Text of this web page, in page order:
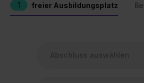
1 freier Ausbildungsplatz